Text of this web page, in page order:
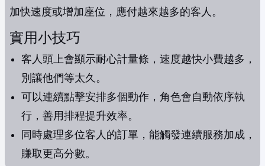
加快速度或增加座位，應付越來越多的客人。
實用小技巧
客人頭上會顯示耐心計量條，速度越快小費越多，
別讓他們等太久。
可以連續點擊安排多個動作，角色會自動依序執
行，善用排程提升效率。
同時處理多位客人的訂單，能觸發連續服務加成，
賺取更高分數。